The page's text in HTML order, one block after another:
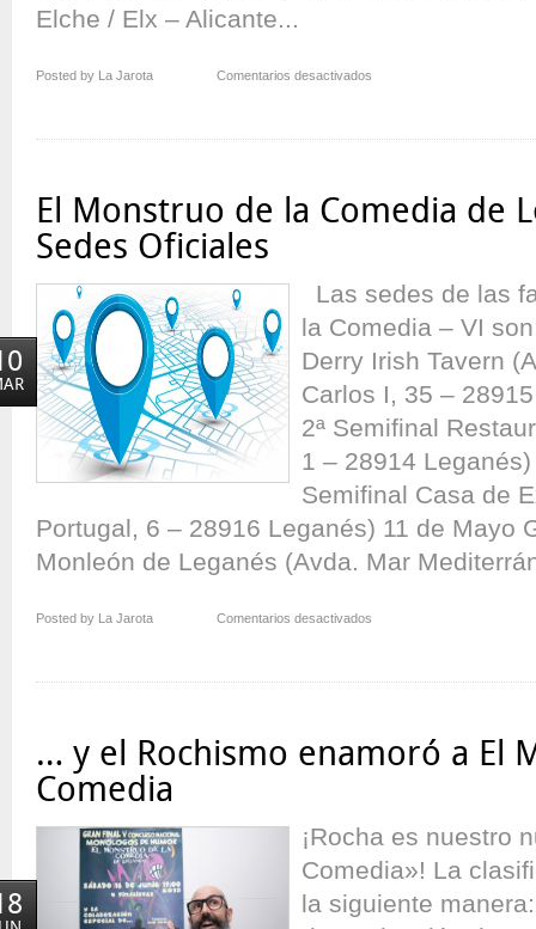
Elche / Elx – Alicante...
Posted by La Jarota Comentarios desactivados
salida!
El Monstruo de la Comedia de
Sedes Oficiales
Las sedes de las
la Comedia – VI
Derry Irish Tavern
Carlos I, 35 –
2ª Semifinal
1 – 28914
Semifinal Casa de
Portugal, 6 – 28916 Leganés) 11 de Mayo
Monleón de Leganés (Avda. Mar
Posted by La Jarota Comentarios desactivados
de
de
Sedes
Oficiales
… y el Rochismo enamoró a El
Comedia
¡Rocha es nuestro
Comedia»! La
la siguiente